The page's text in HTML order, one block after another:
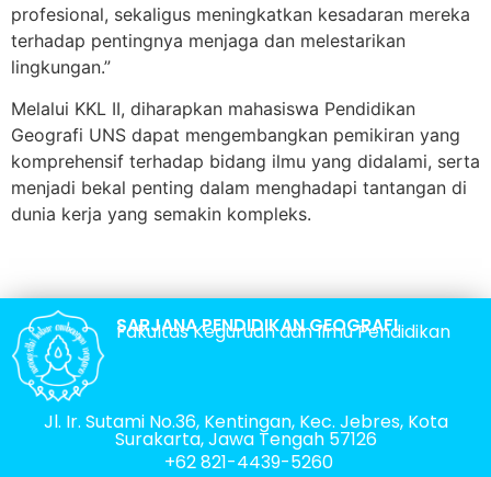
profesional, sekaligus meningkatkan kesadaran mereka
terhadap pentingnya menjaga dan melestarikan
lingkungan.”
Melalui KKL II, diharapkan mahasiswa Pendidikan
Geografi UNS dapat mengembangkan pemikiran yang
komprehensif terhadap bidang ilmu yang didalami, serta
menjadi bekal penting dalam menghadapi tantangan di
dunia kerja yang semakin kompleks.
SARJANA PENDIDIKAN GEOGRAFI
Fakultas Keguruan dan Ilmu Pendidikan
Jl. Ir. Sutami No.36, Kentingan, Kec. Jebres, Kota
Surakarta, Jawa Tengah 57126
+62 821-4439-5260